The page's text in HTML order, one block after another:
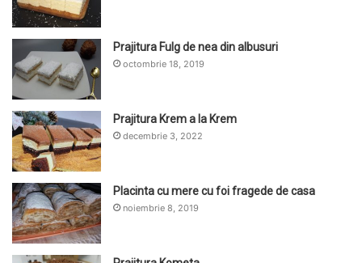
Prajitura Fulg de nea din albusuri
octombrie 18, 2019
Prajitura Krem a la Krem
decembrie 3, 2022
Placinta cu mere cu foi fragede de casa
noiembrie 8, 2019